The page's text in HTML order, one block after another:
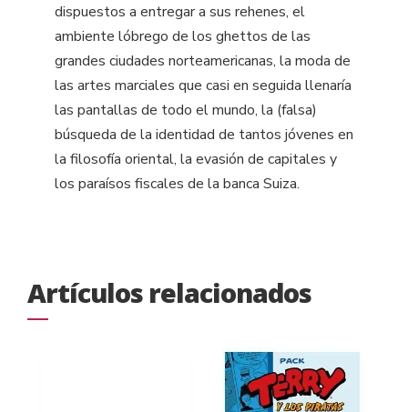
dispuestos a entregar a sus rehenes, el
ambiente lóbrego de los ghettos de las
grandes ciudades norteamericanas, la moda de
las artes marciales que casi en seguida llenaría
las pantallas de todo el mundo, la (falsa)
búsqueda de la identidad de tantos jóvenes en
la filosofía oriental, la evasión de capitales y
los paraísos fiscales de la banca Suiza.
Artículos relacionados